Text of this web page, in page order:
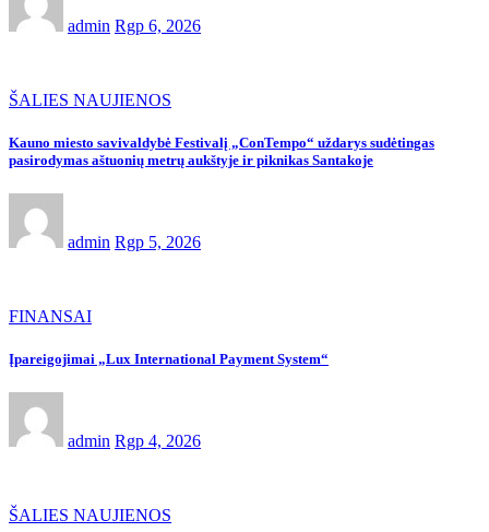
admin Rgp 6, 2026
ŠALIES NAUJIENOS
Kauno miesto savivaldybė Festivalį „ConTempo“ uždarys sudėtingas
pasirodymas aštuonių metrų aukštyje ir piknikas Santakoje
admin Rgp 5, 2026
FINANSAI
Įpareigojimai „Lux International Payment System“
admin Rgp 4, 2026
ŠALIES NAUJIENOS